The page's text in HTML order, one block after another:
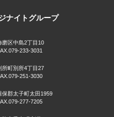
ナイトグループ
磨区中島2丁目10
233-3031
所町別所4丁目27
251-3030
郡太子町太田1959
277-7205